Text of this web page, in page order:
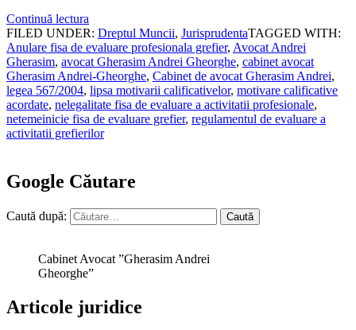
Continuă lectura
FILED UNDER: Dreptul Muncii, JurisprudentaTAGGED WITH:
Anulare fisa de evaluare profesionala grefier, Avocat Andrei
Gherasim, avocat Gherasim Andrei Gheorghe, cabinet avocat
Gherasim Andrei-Gheorghe, Cabinet de avocat Gherasim Andrei,
legea 567/2004, lipsa motivarii calificativelor, motivare calificative
acordate, nelegalitate fisa de evaluare a activitatii profesionale,
netemeinicie fisa de evaluare grefier, regulamentul de evaluare a
activitatii grefierilor
Google Căutare
Caută după:
Cabinet Avocat ”Gherasim Andrei
Gheorghe”
Articole juridice